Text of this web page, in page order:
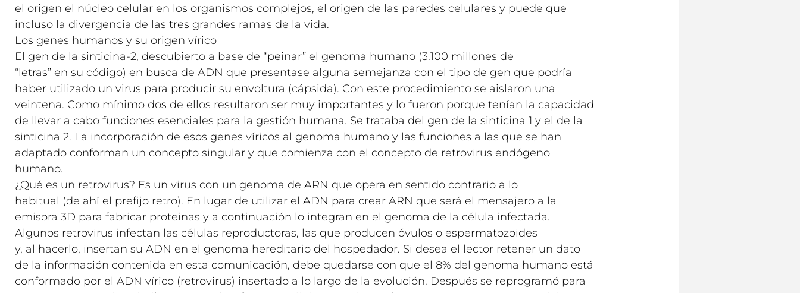
el origen el núcleo celular en los organismos complejos, el origen de las paredes celulares y puede que
incluso la divergencia de las tres grandes ramas de la vida.
Los genes humanos y su origen vírico
El gen de la sinticina-2, descubierto a base de “peinar” el genoma humano (3.100 millones de
“letras” en su código) en busca de ADN que presentase alguna semejanza con el tipo de gen que podría
haber utilizado un virus para producir su envoltura (cápsida). Con este procedimiento se aislaron una
veintena. Como mínimo dos de ellos resultaron ser muy importantes y lo fueron porque tenían la capacidad
de llevar a cabo funciones esenciales para la gestión humana. Se trataba del gen de la sinticina 1 y el de la
sinticina 2. La incorporación de esos genes víricos al genoma humano y las funciones a las que se han
adaptado conforman un concepto singular y que comienza con el concepto de retrovirus endógeno
humano.
¿Qué es un retrovirus? Es un virus con un genoma de ARN que opera en sentido contrario a lo
habitual (de ahí el prefijo retro). En lugar de utilizar el ADN para crear ARN que será el mensajero a la
emisora 3D para fabricar proteinas y a continuación lo integran en el genoma de la célula infectada.
Algunos retrovirus infectan las células reproductoras, las que producen óvulos o espermatozoides
y, al hacerlo, insertan su ADN en el genoma hereditario del hospedador. Si desea el lector retener un dato
de la información contenida en esta comunicación, debe quedarse con que el 8% del genoma humano está
conformado por el ADN vírico (retrovirus) insertado a lo largo de la evolución. Después se reprogramó para